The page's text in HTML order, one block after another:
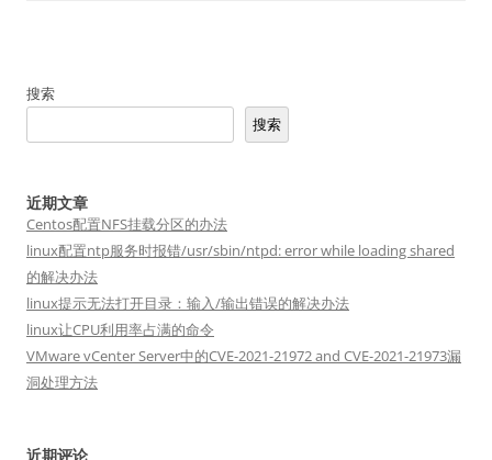
搜索
搜索
近期文章
Centos配置NFS挂载分区的办法
linux配置ntp服务时报错/usr/sbin/ntpd: error while loading shared
的解决办法
linux提示无法打开目录：输入/输出错误的解决办法
linux让CPU利用率占满的命令
VMware vCenter Server中的CVE-2021-21972 and CVE-2021-21973漏
洞处理方法
近期评论